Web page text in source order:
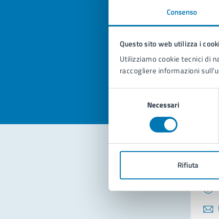
Consenso
Questo sito web utilizza i
Utilizziamo cookie tecnici di
raccogliere informazioni
Necessari
Rifiuta
Valuta